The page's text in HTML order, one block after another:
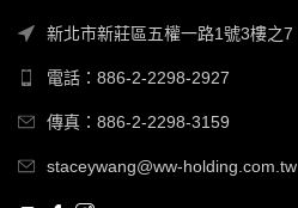
新北市新莊區五權一路1號3樓之7
電話：886-2-2298-2927
傳真：886-2-2298-3159
staceywang@ww-holding.com.tw